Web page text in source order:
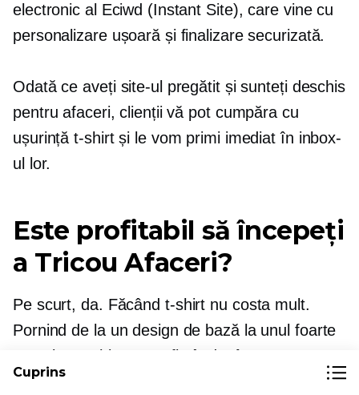
electronic al Eciwd (Instant Site), care vine cu
personalizare ușoară și finalizare securizată.
Odată ce aveți site-ul pregătit și sunteți deschis
pentru afaceri, clienții vă pot cumpăra cu
ușurințăt-shirtși le vom primi imediat în inbox-
ul lor.
Este profitabil să începeți
a Tricou Afaceri?
Pe scurt, da. Făcând t-shirt nu costa mult.
Pornind de la un design de bază la unul foarte
complex,
t-shirt
poate fi vândut între
$ 10- $ 70.
În timp ce costul de proiectare este
Cuprins